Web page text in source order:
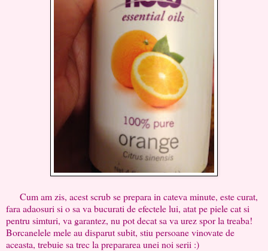
Cum am zis, acest scrub se prepara in cateva minute, este curat,
fara adaosuri si o sa va bucurati de efectele lui, atat pe piele cat si
pentru simturi, va garantez, nu pot decat sa va urez spor la treaba!
Borcanelele mele au disparut subit, stiu persoane vinovate de
aceasta, trebuie sa trec la prepararea unei noi serii :)